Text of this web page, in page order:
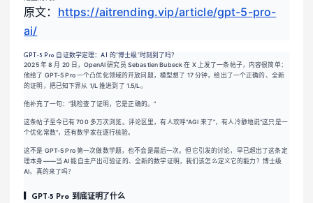
原文： https://aitrending.vip/article/gpt-5-pro-
ai/
GPT-5 Pro 自证数学定理：AI 的”博士级”时刻到了吗？
2025 年 8 月 20 日，OpenAI 研究员 Sebastien Bubeck 在 X 上发了一条帖子，内容很简单：
他给了 GPT-5 Pro 一个凸优化领域的开放问题，模型想了 17 分钟，给出了一个正确的、全新
的证明，把已知下界从 1/L 推进到了 1.5/L。
他补充了一句：”我检查了证明，它是正确的。”
这条帖子至今已有 700 多万次浏览。评论区里，有人欢呼”AGI 来了”，有人冷静地说”这只是一
个优化常数”，还有数学家在逐行核验。
这不是 GPT-5 Pro 第一次做数学题，也不会是最后一次。但它引发的讨论，早已超出了这条定
理本身——当 AI 能自主产出可验证的、全新的数学证明，我们该怎么定义它的能力？博士级
AI，真的来了吗？
▎GPT-5 Pro 到底证明了什么